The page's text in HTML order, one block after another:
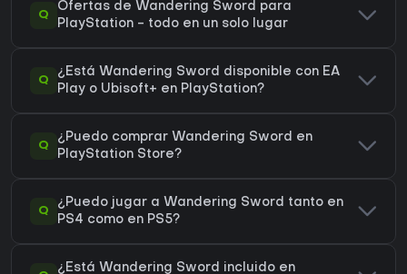
Q
Ofertas de Wandering Sword para
PlayStation - todo en un solo lugar
Q
¿Está Wandering Sword disponible con EA
Play o Ubisoft+ en PlayStation?
Q
¿Puedo comprar Wandering Sword en
PlayStation Store?
Q
¿Puedo jugar a Wandering Sword tanto en
PS4 como en PS5?
¿Está Wandering Sword incluido en